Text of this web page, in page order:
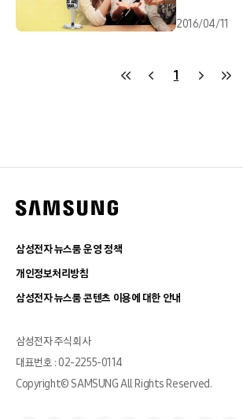
2016/04/11
1
삼성전자 뉴스룸 운영 정책
개인정보처리방침
삼성전자 뉴스룸 콘텐츠 이용에 대한 안내
삼성전자 주식회사
대표번호 : 02-2255-0114
Copyright© SAMSUNG All Rights Reserved.